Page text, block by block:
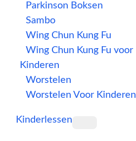
Parkinson Boksen
Sambo
Wing Chun Kung Fu
Wing Chun Kung Fu voor
Kinderen
Worstelen
Worstelen Voor Kinderen
Kinderlessen